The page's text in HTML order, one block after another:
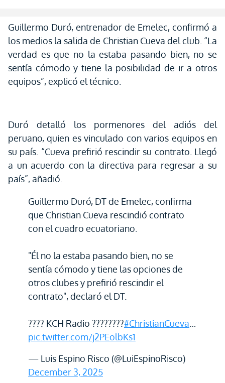
Guillermo Duró, entrenador de Emelec, confirmó a
los medios la salida de Christian Cueva del club. “La
verdad es que no la estaba pasando bien, no se
sentía cómodo y tiene la posibilidad de ir a otros
equipos”, explicó el técnico.
Duró detalló los pormenores del adiós del
peruano, quien es vinculado con varios equipos en
su país. “Cueva prefirió rescindir su contrato. Llegó
a un acuerdo con la directiva para regresar a su
país”, añadió.
Guillermo Duró, DT de Emelec, confirma
que Christian Cueva rescindió contrato
con el cuadro ecuatoriano.
"Él no la estaba pasando bien, no se
sentía cómodo y tiene las opciones de
otros clubes y prefirió rescindir el
contrato", declaró el DT.
???? KCH Radio ????????#ChristianCueva
pic.twitter.com/j2PEolbKs1
— Luis Espino Risco (@LuiEspinoRisco)
December 3, 2025